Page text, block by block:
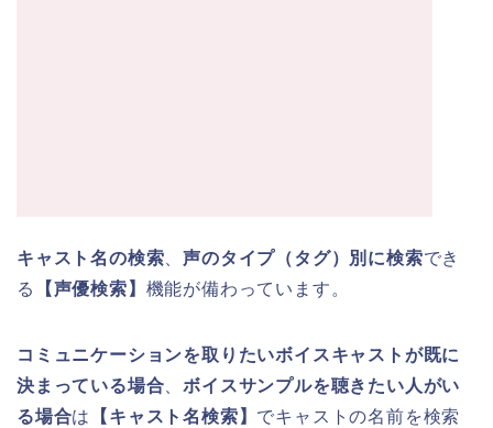
キャスト名の検索 、声のタイプ（タグ）別に検索でき
る
【声優検索】 機能が備わっています。
コミュニケーションを取りたいボイスキャストが既に
決まっている場合 、ボイスサンプルを聴きたい人がい
る場合は 【キャスト名検索】 でキャストの名前を検索